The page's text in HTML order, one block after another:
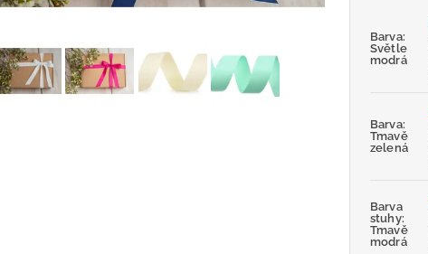
Barva:
Světle
modrá
Barva:
Tmavě
zelená
Barva
stuhy:
Tmavě
modrá